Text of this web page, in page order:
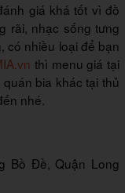
giá khá tốt vì đồ
rãi, nhạc sống tưng
có nhiều loại để bạn
thì menu giá tại
bia khác tại thủ
nhé.
Bồ Đề, Quận Long